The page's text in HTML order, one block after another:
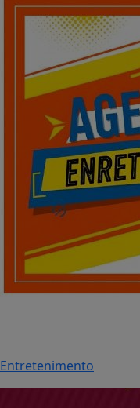
Entretenimento